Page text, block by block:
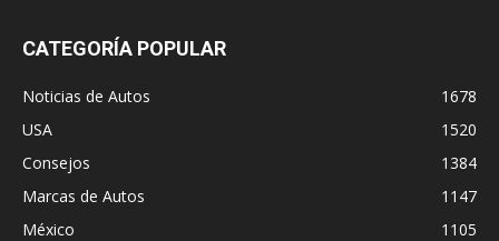
CATEGORÍA POPULAR
Noticias de Autos
1678
USA
1520
Consejos
1384
Marcas de Autos
1147
México
1105